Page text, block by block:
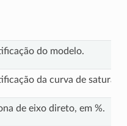
do modelo.
da curva de
de eixo direto, em %.